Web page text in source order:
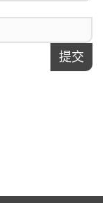
提交